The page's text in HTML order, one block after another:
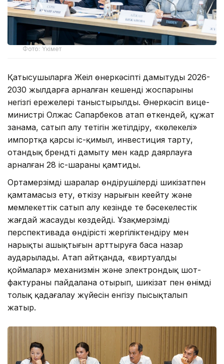
Фото: Үкімет
Қатысушыларға Жеңіл өнеркәсіпті дамытудың 2026-
2030 жылдарға арналған кешенді жоспарының
негізгі ережелері таныстырылды. Өнеркәсіп вице-
министрі Олжас Сапарбеков атап өткендей, құжат
заңнама, сатып алу тетігін жетілдіру, «көлеңкелі»
импортқа қарсы іс-қимыл, инвестиция тарту,
отандық брендті дамыту мен кадр даярлауға
арналған 28 іс-шараны қамтиды.
Ортамерзімді шаралар өндірушілерді шикізатпен
қамтамасыз ету, өткізу нарығын кеңейту және
мемлекеттік сатып алу кезінде тең бәсекелестік
жағдай жасауды көздейді. Ұзақмерзімді
перспективада өндірісті жергіліктендіру мен
нарықтың ашықтығын арттыруға баса назар
аударылады. Атап айтқанда, «виртуалды
қоймалар» механизмін және электрондық шот-
фактураны пайдалана отырып, шикізат пен өнімді
толық қадағалау жүйесін енгізу пысықталып
жатыр.